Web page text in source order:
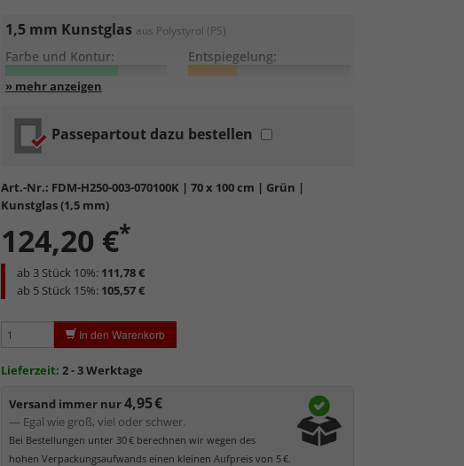
1,5 mm Kunstglas aus Polystyrol (PS)
Farbe und Kontur: Entspiegelung:
UV-Schutz:
Sehr leicht und bruchsicher , daher auch für große
Formate geeignet.
Lichtdurchlässigkeit.
die abgezogen werden muss.
Elektrostatisch
Partikel angezogen.
Passepartout dazu bestellen
Art.-Nr.: FDM-H250-003-070100K| 70 x 100 cm | Grün |
Kunstglas (1,5 mm)
124,20 €*
ab 3 Stück 10%: 111,78 €
ab 5 Stück 15%: 105,57 €
In den Warenkorb
Lieferzeit: 2 - 3 Werktage
Versand immer nur4,95 €
— Egal wie groß, viel oder schwer.
Bei Bestellungen unter 30 € berechnen wir wegen des
hohen Verpackungsaufwands einen kleinen Aufpreis von 5 €.